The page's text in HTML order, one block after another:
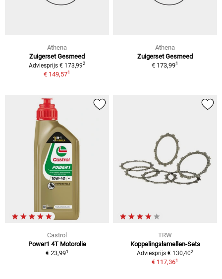
Athena
Zuigerset Gesmeed
Adviesprijs € 173,992
€ 149,571
Athena
Zuigerset Gesmeed
€ 173,991
Castrol
Power1 4T Motorolie
€ 23,991
TRW
Koppelingslamellen-Sets
Adviesprijs € 130,402
€ 117,361